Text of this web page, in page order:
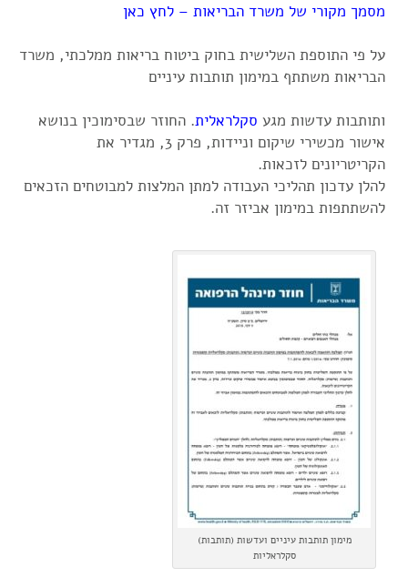
מסמך מקורי של משרד הבריאות – לחץ כאן
על פי התוספת השלישית בחוק ביטוח בריאות ממלכתי, משרד
הבריאות משתתף במימון תותבות עיניים
ותותבות עדשות מגע סקלראלית. החוזר שבסימוכין בנושא
אישור מכשירי שיקום וניידות, פרק 3, מגדיר את
הקריטריונים לזכאות.
להלן עדכון תהליכי העבודה למתן המלצות למבוטחים הזכאים
להשתתפות במימון אביזר זה.
מימון תותבות עיניים ועדשות (תותבות)
סקלראליות